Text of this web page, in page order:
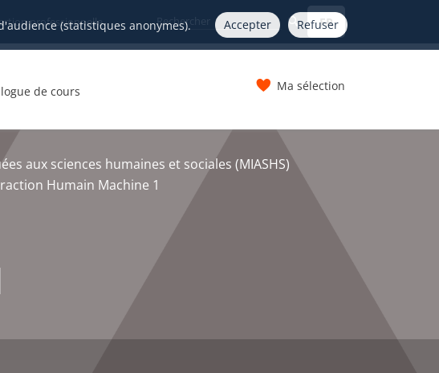
(statistiques anonymes). Accepter Refuser
professionnelle FR
de cours Ma sélection
aux sciences humaines et sociales (MIASHS)
Humain Machine 1